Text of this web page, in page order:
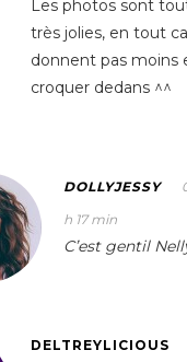
Les photos sont
très jolies, en tout
donnent pas moins
croquer dedans ^^
DOLLYJESSY
h 17 min
C’est gentil
DELTREYLICIOUS